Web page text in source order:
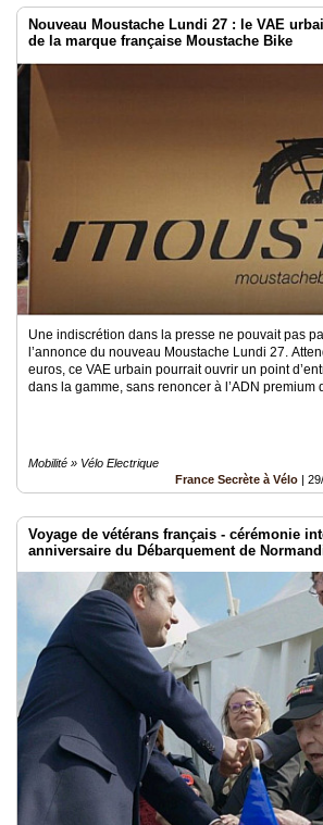
Nouveau Moustache Lundi 27 : le VAE
de la marque française Moustache Bike
Une indiscrétion dans la presse ne pouvait pas
l’annonce du nouveau Moustache Lundi 27.
euros, ce VAE urbain pourrait ouvrir un point
dans la gamme, sans renoncer à l’ADN premium
Mobilité » Vélo Electrique
France Secrète à Vélo |
Voyage de vétérans français - cérémonie
anniversaire du Débarquement de